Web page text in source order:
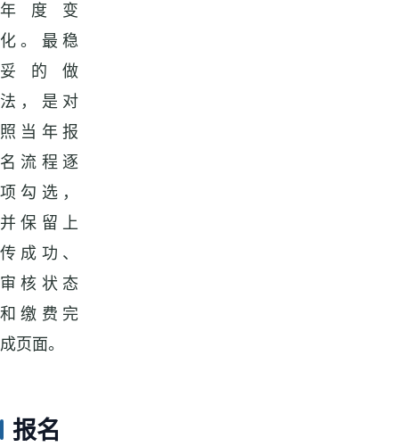
年度变
化。最稳
妥的做
法，是对
照当年报
名流程逐
项勾选，
并保留上
传成功、
审核状态
和缴费完
成页面。
报名